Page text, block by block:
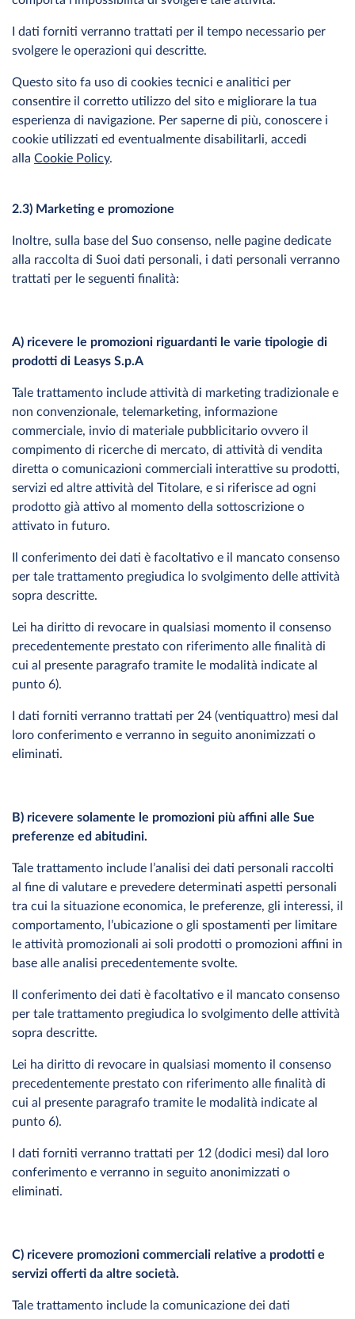
I dati forniti verranno trattati per il tempo necessario per
svolgere le operazioni qui descritte.
Questo sito fa uso di cookies tecnici e analitici per
consentire il corretto utilizzo del sito e migliorare la tua
esperienza di navigazione. Per saperne di più, conoscere i
cookie utilizzati ed eventualmente disabilitarli, accedi
alla Cookie Policy.
2.3) Marketing e promozione
Inoltre, sulla base del Suo consenso, nelle pagine dedicate
alla raccolta di Suoi dati personali, i dati personali verranno
trattati per le seguenti finalità:
A) ricevere le promozioni riguardanti le varie tipologie di
prodotti di Leasys S.p.A
Tale trattamento include attività di marketing tradizionale e
non convenzionale, telemarketing, informazione
commerciale, invio di materiale pubblicitario ovvero il
compimento di ricerche di mercato, di attività di vendita
diretta o comunicazioni commerciali interattive su prodotti,
servizi ed altre attività del Titolare, e si riferisce ad ogni
prodotto già attivo al momento della sottoscrizione o
attivato in futuro.
Il conferimento dei dati è facoltativo e il mancato consenso
per tale trattamento pregiudica lo svolgimento delle attività
sopra descritte.
Lei ha diritto di revocare in qualsiasi momento il consenso
precedentemente prestato con riferimento alle finalità di
cui al presente paragrafo tramite le modalità indicate al
punto 6).
I dati forniti verranno trattati per 24 (ventiquattro) mesi dal
loro conferimento e verranno in seguito anonimizzati o
eliminati.
B) ricevere solamente le promozioni più affini alle Sue
preferenze ed abitudini.
Tale trattamento include l’analisi dei dati personali raccolti
al fine di valutare e prevedere determinati aspetti personali
tra cui la situazione economica, le preferenze, gli interessi, il
comportamento, l’ubicazione o gli spostamenti per limitare
le attività promozionali ai soli prodotti o promozioni affini in
base alle analisi precedentemente svolte.
Il conferimento dei dati è facoltativo e il mancato consenso
per tale trattamento pregiudica lo svolgimento delle attività
sopra descritte.
Lei ha diritto di revocare in qualsiasi momento il consenso
precedentemente prestato con riferimento alle finalità di
cui al presente paragrafo tramite le modalità indicate al
punto 6).
I dati forniti verranno trattati per 12 (dodici mesi) dal loro
conferimento e verranno in seguito anonimizzati o
eliminati.
C) ricevere promozioni commerciali relative a prodotti e
servizi offerti da altre società.
Tale trattamento include la comunicazione dei dati